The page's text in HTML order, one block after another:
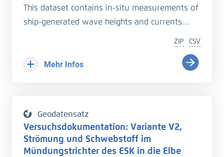
This dataset contains in-situ measurements of
ship-generated wave heights and currents
2022 in German coastal waterways. It includes
81,092 filtered datapoints (from an initial
Each wave event is linked to the ship and
nautical parameters responsible for its
generation. A more detailed metadata
CSV
ZIP
Mehr Infos
Geodatensatz
Versuchsdokumentation: Variante V2,
Strömung und Schwebstoff im
Mündungstrichter des ESK in die Elbe